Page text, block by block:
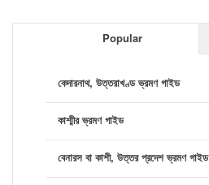
Popular
কেদারনাথ, উত্তরাখণ্ড ভ্রমণ গাইড
কাশ্মীর ভ্রমণ গাইড
বেনারস বা কাশী, উত্তর প্রদেশ ভ্রমণ গাইড